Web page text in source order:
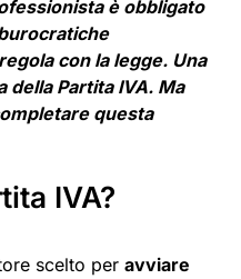
è obbligato
con la legge. Una
della Partita IVA. Ma
questa
IVA?
scelto per avviare